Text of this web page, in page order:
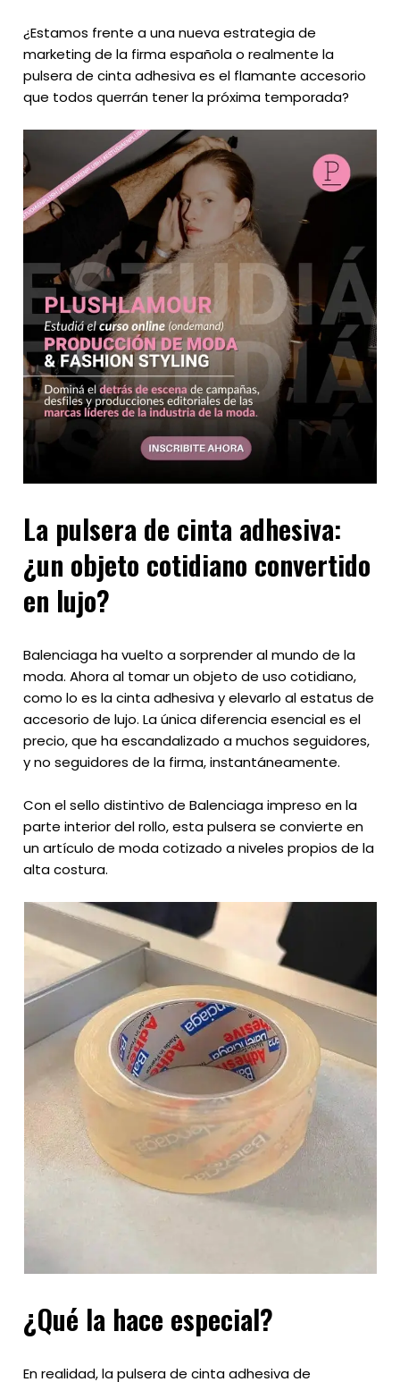
¿Estamos frente a una nueva estrategia de
marketing de la firma española o realmente la
pulsera de cinta adhesiva es el flamante accesorio
que todos querrán tener la próxima temporada?
La pulsera de cinta adhesiva:
¿un objeto cotidiano convertido
en lujo?
Balenciaga ha vuelto a sorprender al mundo de la
moda. Ahora al tomar un objeto de uso cotidiano,
como lo es la cinta adhesiva y elevarlo al estatus de
accesorio de lujo. La única diferencia esencial es el
precio, que ha escandalizado a muchos seguidores,
y no seguidores de la firma, instantáneamente.
Con el sello distintivo de Balenciaga impreso en la
parte interior del rollo, esta pulsera se convierte en
un artículo de moda cotizado a niveles propios de la
alta costura.
¿Qué la hace especial?
En realidad, la pulsera de cinta adhesiva de